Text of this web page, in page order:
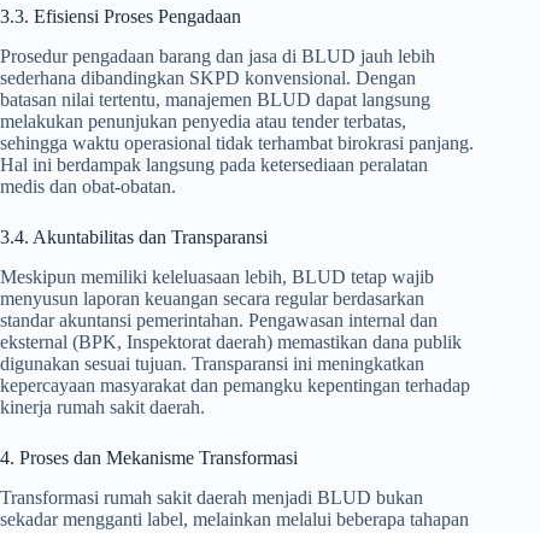
3.3. Efisiensi Proses Pengadaan
Prosedur pengadaan barang dan jasa di BLUD jauh lebih
sederhana dibandingkan SKPD konvensional. Dengan
batasan nilai tertentu, manajemen BLUD dapat langsung
melakukan penunjukan penyedia atau tender terbatas,
sehingga waktu operasional tidak terhambat birokrasi panjang.
Hal ini berdampak langsung pada ketersediaan peralatan
medis dan obat-obatan.
3.4. Akuntabilitas dan Transparansi
Meskipun memiliki keleluasaan lebih, BLUD tetap wajib
menyusun laporan keuangan secara regular berdasarkan
standar akuntansi pemerintahan. Pengawasan internal dan
eksternal (BPK, Inspektorat daerah) memastikan dana publik
digunakan sesuai tujuan. Transparansi ini meningkatkan
kepercayaan masyarakat dan pemangku kepentingan terhadap
kinerja rumah sakit daerah.
4. Proses dan Mekanisme Transformasi
Transformasi rumah sakit daerah menjadi BLUD bukan
sekadar mengganti label, melainkan melalui beberapa tahapan